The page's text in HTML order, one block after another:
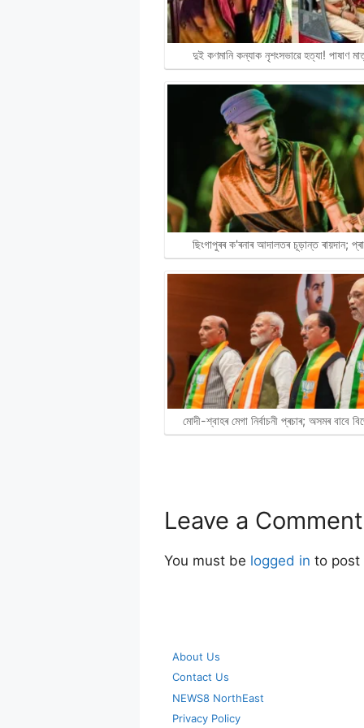
দুই কণমানি কন্যাক নৃশংসভাৱে হত্যা! পাষাণ
ছিংগাপুৰৰ ক'ৰনাৰ আদালতৰ চূড়ান্ত ৰায়দান;
মোদী-শ্বাহৰ মেগা নিৰ্বাচনী প্ৰচাৰ; অসমৰ বাবে
Leave a Comment
You must be logged in to post
About Us
Contact Us
NEWS8 NorthEast
Privacy Policy